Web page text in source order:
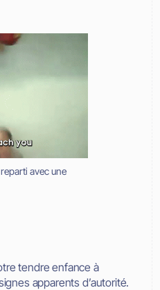
avec une
tendre enfance à
apparents d’autorité.